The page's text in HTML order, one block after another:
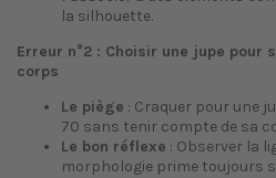
la silhouette.
Erreur n°2 : Choisir une jupe pour
corps
Le piège : Craquer pour une
70 sans tenir compte de sa
Le bon réflexe : Observer la
morphologie prime toujours